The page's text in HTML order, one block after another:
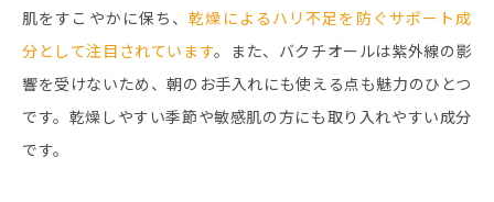
肌をすこやかに保ち、乾燥によるハリ不足を防ぐサポート成
分として注目されています。また、バクチオールは紫外線の影
響を受けないため、朝のお手入れにも使える点も魅力のひとつ
です。乾燥しやすい季節や敏感肌の方にも取り入れやすい成分
です。